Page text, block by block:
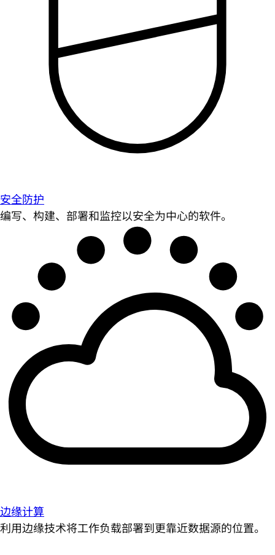
安全防护
编写、构建、部署和监控以安全为中心的软件。
边缘计算
利用边缘技术将工作负载部署到更靠近数据源的位置。